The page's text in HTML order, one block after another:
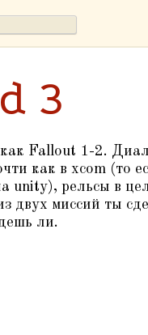
3
Fallout 1-2.
как в xcom (то
unity), рельсы в
двух миссий ты
ли.